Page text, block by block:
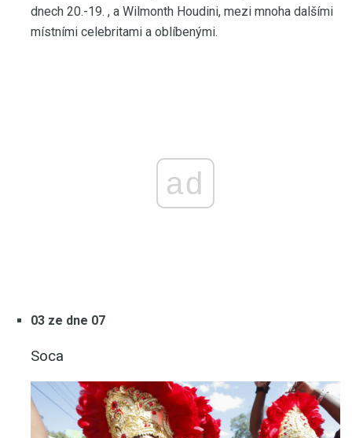
dnech 20.-19. , a Wilmonth Houdini, mezi mnoha dalšími
místními celebritami a oblíbenými.
ad
03 ze dne 07
Soca